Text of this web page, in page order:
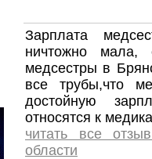
Зарплата
ничтожно
медсестры в
все трубы,что
достойную
относятся к
читать все
области